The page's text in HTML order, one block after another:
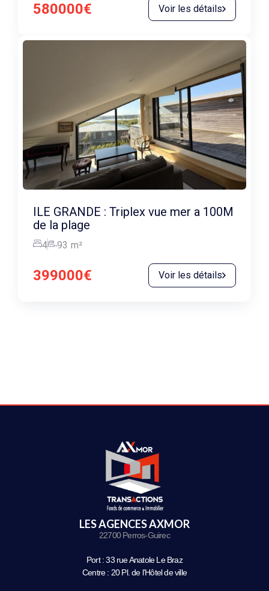
580000€ Voir les détails
ILE GRANDE : Triplex vue mer a 100M
de la plage
4 93 m²
399000€ Voir les détails
LES AGENCES AXMOR
22700 Perros-Guirec
Port : 33 rue Anatole Le Braz
Centre : 20 Pl. de l’Hôtel de ville